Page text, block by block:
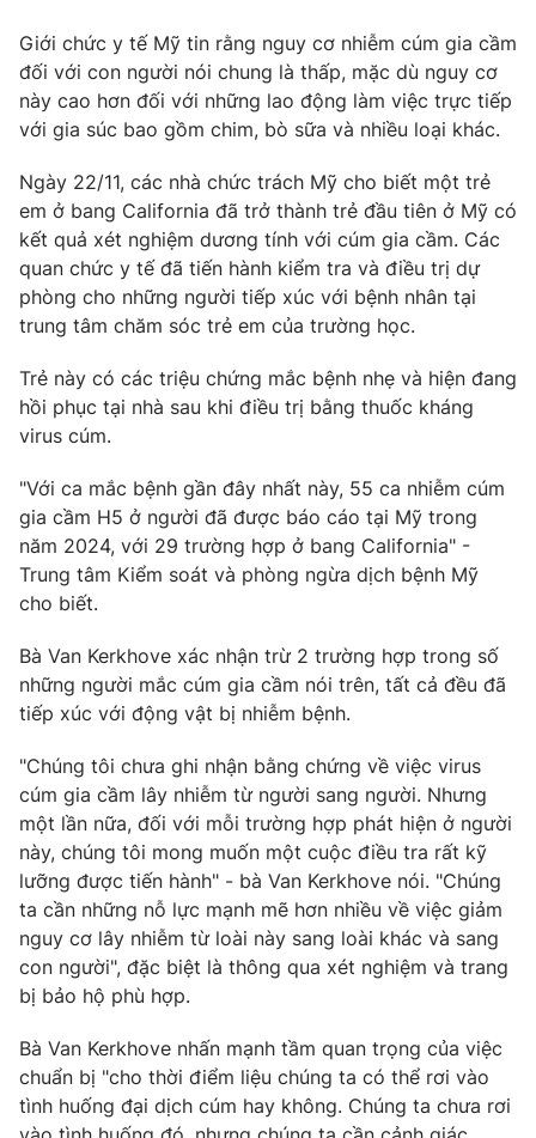
Liên hệ tòa soạn English
THỜI BÁO VTV
Theo dõi báo trên
Cơ quan chủ quản:
Đài Truyền hình Việt Nam
Cơ quan báo chí:Thời báo VTV
Giấy phép hoạt động báo in và báo điện tử số 483/GP-BTTTT
Tổng Biên tập:Vũ Thanh Thủy
Phó Tổng Biên tập:Nguyễn Thị Mỹ Hạnh, Phạm Quốc Thắng,
Nguyễn Trọng Ninh
Tổng đài VTV:024.38 355 931 - 024.38 355 932
Ðiện thoại Thời báo VTV:
Email:toasoan@vtv.vn
Liên hệ quảng cáo:024-7300.7108
thuận bằng văn bản. Ghi rõ nguồn VTV.vn khi phát hành lại
thông tin từ website này.
Giới chức y tế Mỹ tin rằng nguy cơ nhiễm cúm gia cầm
đối với con người nói chung là thấp, mặc dù nguy cơ
này cao hơn đối với những lao động làm việc trực tiếp
với gia súc bao gồm chim, bò sữa và nhiều loại khác.
Ngày 22/11, các nhà chức trách Mỹ cho biết một trẻ
em ở bang California đã trở thành trẻ đầu tiên ở Mỹ có
kết quả xét nghiệm dương tính với cúm gia cầm. Các
quan chức y tế đã tiến hành kiểm tra và điều trị dự
phòng cho những người tiếp xúc với bệnh nhân tại
trung tâm chăm sóc trẻ em của trường học.
Trẻ này có các triệu chứng mắc bệnh nhẹ và hiện đang
hồi phục tại nhà sau khi điều trị bằng thuốc kháng
virus cúm.
"Với ca mắc bệnh gần đây nhất này, 55 ca nhiễm cúm
gia cầm H5 ở người đã được báo cáo tại Mỹ trong
năm 2024, với 29 trường hợp ở bang California" -
Trung tâm Kiểm soát và phòng ngừa dịch bệnh Mỹ
cho biết.
Bà Van Kerkhove xác nhận trừ 2 trường hợp trong số
những người mắc cúm gia cầm nói trên, tất cả đều đã
tiếp xúc với động vật bị nhiễm bệnh.
"Chúng tôi chưa ghi nhận bằng chứng về việc virus
cúm gia cầm lây nhiễm từ người sang người. Nhưng
một lần nữa, đối với mỗi trường hợp phát hiện ở người
này, chúng tôi mong muốn một cuộc điều tra rất kỹ
lưỡng được tiến hành" - bà Van Kerkhove nói. "Chúng
ta cần những nỗ lực mạnh mẽ hơn nhiều về việc giảm
nguy cơ lây nhiễm từ loài này sang loài khác và sang
con người", đặc biệt là thông qua xét nghiệm và trang
bị bảo hộ phù hợp.
Bà Van Kerkhove nhấn mạnh tầm quan trọng của việc
chuẩn bị "cho thời điểm liệu chúng ta có thể rơi vào
tình huống đại dịch cúm hay không. Chúng ta chưa rơi